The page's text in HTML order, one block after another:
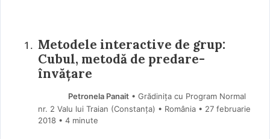
Metodele interactive de grup:
Cubul, metodă de predare-
învățare
Petronela Panait• Grădinița cu Program Normal
nr. 2 Valu lui Traian (Constanţa) • România
27 februarie
2018 • 4 minute